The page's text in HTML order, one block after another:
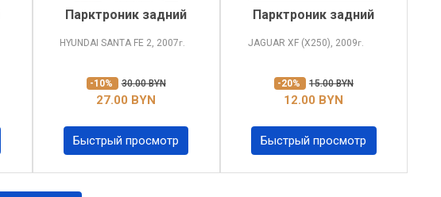
Парктроник задний
HYUNDAI SANTA FE 2, 2007г.
-10% 30.00 BYN
27.00 BYN
Быстрый просмотр
Парктроник задний
JAGUAR XF (X250), 2009г.
-20% 15.00 BYN
12.00 BYN
Быстрый просмотр